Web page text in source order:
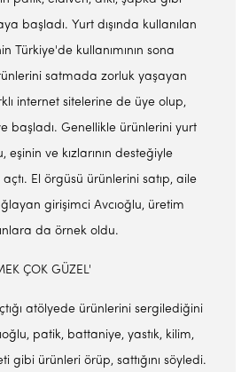
başladı. Yurt dışında kullanılan
Türkiye'de kullanımının sona
satmada zorluk yaşayan
internet sitelerine de üye olup,
başladı. Genellikle ürünlerini yurt
eşinin ve kızlarının desteğiyle
El örgüsü ürünlerini satıp, aile
girişimci Avcıoğlu, üretim
da örnek oldu.
ÇOK GÜZEL'
atölyede ürünlerini sergilediğini
patik, battaniye, yastık, kilim,
gibi ürünleri örüp, sattığını söyledi.